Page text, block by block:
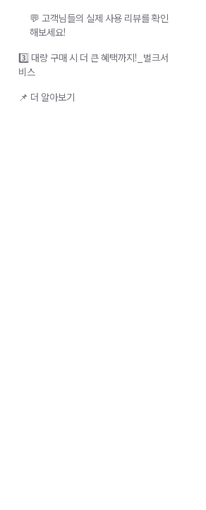
💬 고객님들의 실제 사용 리뷰를 확인
해보세요!
3️⃣ 대량 구매 시 더 큰 혜택까지!_벌크서
비스
📌 더 알아보기